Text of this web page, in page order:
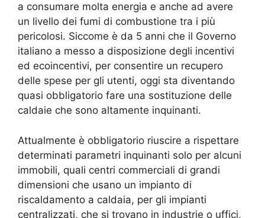
a consumare molta energia e anche ad avere
un livello dei fumi di combustione tra i più
pericolosi. Siccome è da 5 anni che il Governo
italiano a messo a disposizione degli incentivi
ed ecoincentivi, per consentire un recupero
delle spese per gli utenti, oggi sta diventando
quasi obbligatorio fare una sostituzione delle
caldaie che sono altamente inquinanti.
Attualmente è obbligatorio riuscire a rispettare
determinati parametri inquinanti solo per alcuni
immobili, quali centri commerciali di grandi
dimensioni che usano un impianto di
riscaldamento a caldaia, per gli impianti
centralizzati, che si trovano in industrie o uffici,